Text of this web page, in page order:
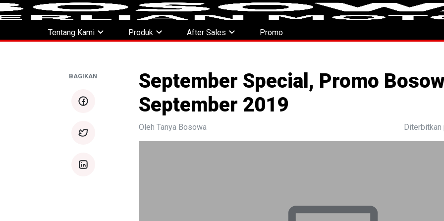
Tentang Kami expand_more Produk expand_more After Sales expand_more Promo
BAGIKAN
facebook
twitter
linkedin
September Special, Promo
September 2019
Oleh Tanya Bosowa Diterbitkan